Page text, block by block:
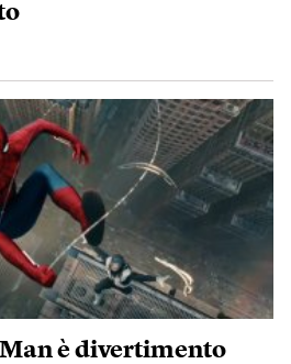
è divertimento